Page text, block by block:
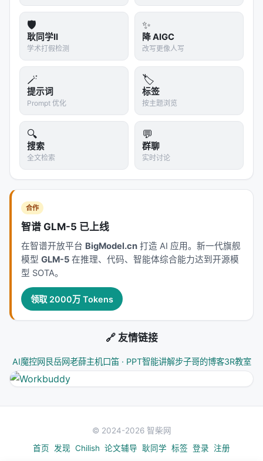
同时发现——既然不是秘密，就走公开流程。
3. 质量门槛大幅提高
报告必须简洁、纯文本、聚焦可验证的影响
必须包含可复现的测试用例
理想情况下，附带补丁
Linus的总结更 blunt：
> "If you found a bug using AI tools, the chances
are somebody else found it too. If you actually
want to add value, read the documentation,
top of what the AI did. Don't be the drive-by
'send a random report with no real understanding'
kind of person."
翻译一下：别当AI的传声筒，当AI的搭档。
4. "Assisted-by"标签
Linux内核的Developer Certificate of
Origin（DCO）流程也做了调整。AI辅助的补丁需要
明确标注"Assisted-by"——不是耻辱标签，而是透明
声明。Greg Kroah-Hartman用他自己搭建的本地AI系
题、写补丁、自己验证、公开提交、标注AI辅助。
这是一个闭环。不是"AI发现→人类转述"的单向传递，
🛡️
耿同学II
学术打假检测
✨
降 AIGC
改写更像人写
🪄
提示词
Prompt 优化
🏷️
标签
按主题浏览
🔍
搜索
全文检索
💬
群聊
实时讨论
合作
智谱 GLM-5 已上线
在智谱开放平台 BigModel.cn 打造 AI 应用。新一代旗舰
模型 GLM-5 在推理、代码、智能体综合能力达到开源模
型 SOTA。
领取 2000万 Tokens
🔗 友情链接
AI魔控网 艮岳网老薛主机口笛 · PPT智能讲解步子哥的博客3R教室
© 2024-2026 智柴网
首页
发现 Chilish 论文辅导 耿同学 标签 登录 注册